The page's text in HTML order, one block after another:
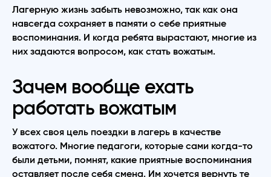
Лагерную жизнь забыть невозможно, так как она
навсегда сохраняет в памяти о себе приятные
воспоминания. И когда ребята вырастают, многие из
них задаются вопросом, как стать вожатым.
Зачем вообще ехать
работать вожатым
У всех своя цель поездки в лагерь в качестве
вожатого. Многие педагоги, которые сами когда-то
были детьми, помнят, какие приятные воспоминания
оставляет после себя смена. Им хочется вернуть те